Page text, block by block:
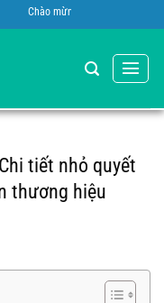
mừng bạn đến với Vỏ Global
tiết nhỏ quyết
thương hiệu